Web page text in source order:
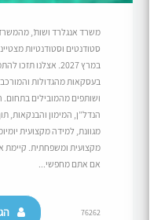
משרד אנגלרד ושות’,
סטודנטים וסטודנטיות
במרץ 2027. אצלנו
בעסקאות מהגדולות
ושותפים מהמובילים
הנדל”ן, המימון והבנקאות,
מגוונת, למידה מקצועית
מקצועית ומשפחתית.
אם אתם מחפשי...
76262